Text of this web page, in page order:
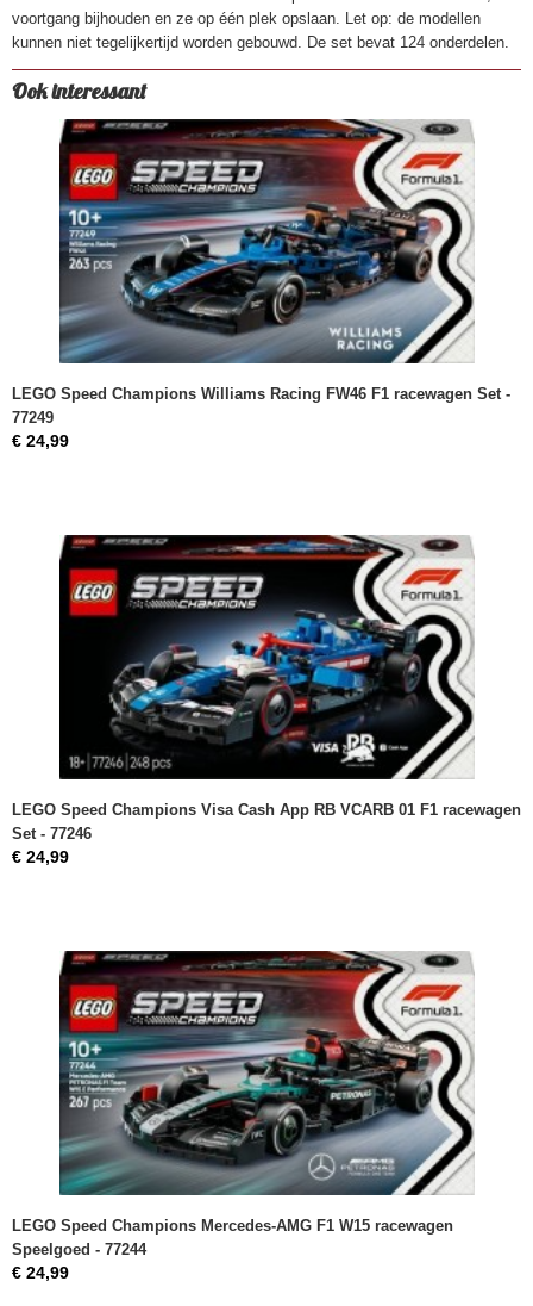
voortgang bijhouden en ze op één plek opslaan. Let op: de modellen
kunnen niet tegelijkertijd worden gebouwd. De set bevat 124 onderdelen.
Ook interessant
LEGO Speed Champions Williams Racing FW46 F1 racewagen Set -
77249
€ 24,99
LEGO Speed Champions Visa Cash App RB VCARB 01 F1 racewagen
Set - 77246
€ 24,99
LEGO Speed Champions Mercedes-AMG F1 W15 racewagen
Speelgoed - 77244
€ 24,99